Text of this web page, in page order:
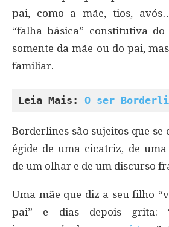
pai, como a mãe, tios,
“falha básica” constitutiva
somente da mãe ou do pai,
familiar.
Leia Mais: O ser
Borderlines são sujeitos que se
égide de uma cicatriz, de
de um olhar e de um discurso
Uma mãe que diz a seu filho
pai” e dias depois grita: